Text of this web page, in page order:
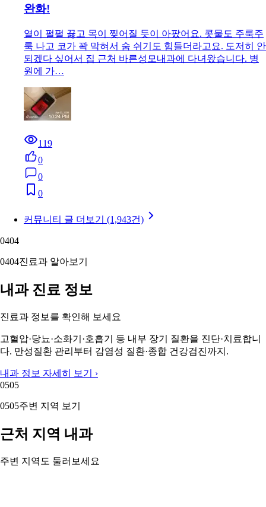
완화!
열이 펄펄 끓고 목이 찢어질 듯이 아팠어요. 콧물도 주룩주
룩 나고 코가 꽉 막혀서 숨 쉬기도 힘들더라고요. 도저히 안
되겠다 싶어서 집 근처 바른성모내과에 다녀왔습니다. 병
원에 가…
119
0
0
0
커뮤니티 글 더보기 (1,943건)
0404
0404진료과 알아보기
내과 진료 정보
진료과 정보를 확인해 보세요
고혈압·당뇨·소화기·호흡기 등 내부 장기 질환을 진단·치료합니
다. 만성질환 관리부터 감염성 질환·종합 건강검진까지.
내과 정보 자세히 보기 ›
0505
0505주변 지역 보기
근처 지역 내과
주변 지역도 둘러보세요